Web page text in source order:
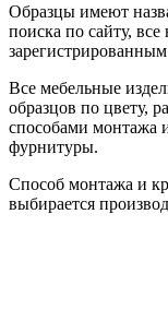
Образцы имеют
поиска по сайту, все
Все мебельные
образцов по цвету,
способами монтажа
фурнитуры.
Способ монтажа и
выбирается